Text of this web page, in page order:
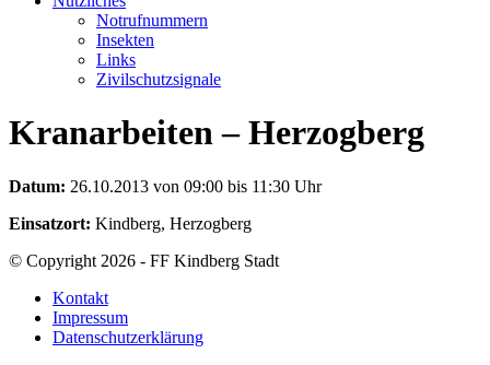
Notrufnummern
Insekten
Links
Zivilschutzsignale
Kranarbeiten – Herzogberg
Datum: 26.10.2013 von 09:00 bis 11:30 Uhr
Einsatzort: Kindberg, Herzogberg
© Copyright 2026 - FF Kindberg Stadt
Kontakt
Impressum
Datenschutzerklärung